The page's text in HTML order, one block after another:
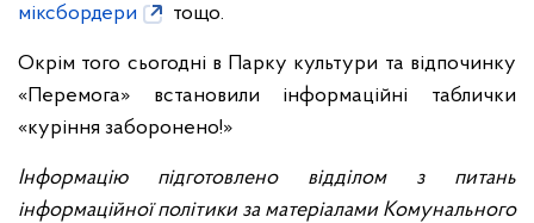
міксбордери
тощо.
Окрім того сьогодні в Парку культури та відпочинку
«Перемога» встановили інформаційні таблички
«куріння заборонено!»
Інформацію підготовлено відділом з питань
інформаційної політики за матеріалами Комунального